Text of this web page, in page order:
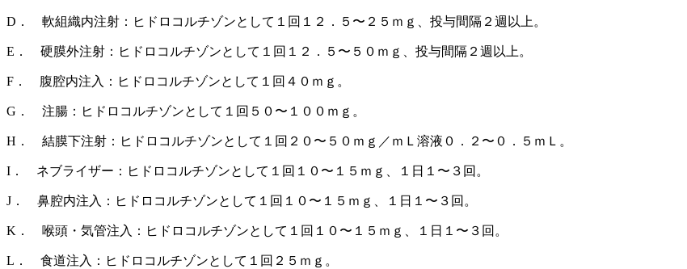
D． 軟組織内注射：ヒドロコルチゾンとして１回１２．５〜２５ｍｇ、投与間隔２週以上。
E． 硬膜外注射：ヒドロコルチゾンとして１回１２．５〜５０ｍｇ、投与間隔２週以上。
F． 腹腔内注入：ヒドロコルチゾンとして１回４０ｍｇ。
G． 注腸：ヒドロコルチゾンとして１回５０〜１００ｍｇ。
H． 結膜下注射：ヒドロコルチゾンとして１回２０〜５０ｍｇ／ｍＬ溶液０．２〜０．５ｍＬ。
I． ネブライザー：ヒドロコルチゾンとして１回１０〜１５ｍｇ、１日１〜３回。
J． 鼻腔内注入：ヒドロコルチゾンとして１回１０〜１５ｍｇ、１日１〜３回。
K． 喉頭・気管注入：ヒドロコルチゾンとして１回１０〜１５ｍｇ、１日１〜３回。
L． 食道注入：ヒドロコルチゾンとして１回２５ｍｇ。